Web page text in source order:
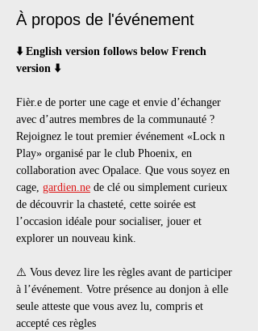
À propos de l'événement
⬇️ English version follows below French
version ⬇️
Fièr.e de porter une cage et envie d’échanger
avec d’autres membres de la communauté ?
Rejoignez le tout premier événement «Lock n
Play» organisé par le club Phoenix, en
collaboration avec Opalace. Que vous soyez en
cage, gardien.ne de clé ou simplement curieux
de découvrir la chasteté, cette soirée est
l’occasion idéale pour socialiser, jouer et
explorer un nouveau kink.
⚠️ Vous devez lire les règles avant de participer
à l’événement. Votre présence au donjon à elle
seule atteste que vous avez lu, compris et
accepté ces règles